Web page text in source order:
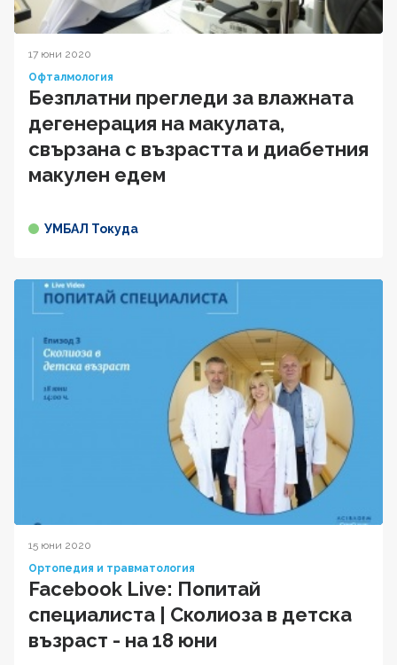
17 юни 2020
Офталмология
Безплатни прегледи за влажната
дегенерация на макулата,
свързана с възрастта и диабетния
макулен едем
УМБАЛ Токуда
15 юни 2020
Ортопедия и травматология
Facebook Live: Попитай
специалиста | Сколиоза в детска
възраст - на 18 юни